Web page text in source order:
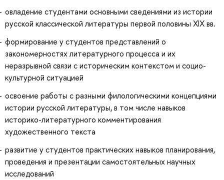
овладение студентами основными сведениями из истории
русской классической литературы первой половины XIX вв.
формирование у студентов представлений о
закономерностях литературного процесса и их
неразрывной связи с историческим контекстом и социо-
культурной ситуацией
освоение работы с разными филологическими концепциями
истории русской литературы, в том числе навыков
историко-литературного комментирования
художественного текста
развитие у студентов практических навыков планирования,
проведения и презентации самостоятельных научных
исследований